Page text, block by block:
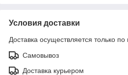
Условия доставки
Доставка осуществляется только по
Самовывоз
Доставка курьером